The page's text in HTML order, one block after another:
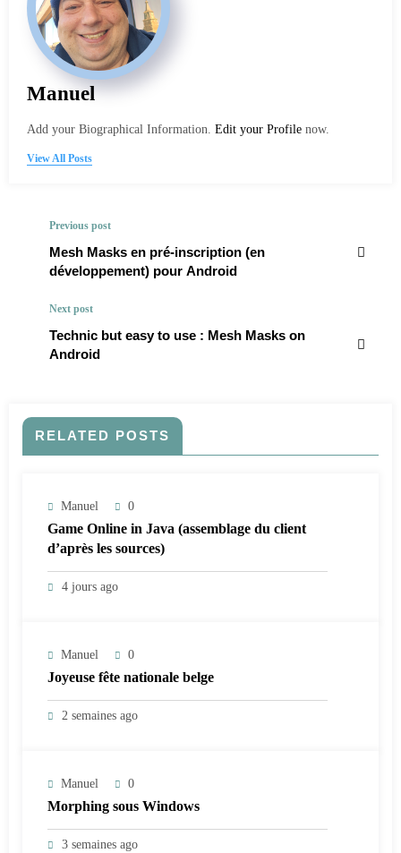
Manuel
Add your Biographical Information. Edit your Profile now.
View All Posts
Previous post
Mesh Masks en pré-inscription (en
développement) pour Android
Next post
Technic but easy to use : Mesh Masks on
Android
RELATED POSTS
Manuel 0
Game Online in Java (assemblage du client
d’après les sources)
4 jours ago
Manuel 0
Joyeuse fête nationale belge
2 semaines ago
Manuel 0
Morphing sous Windows
3 semaines ago